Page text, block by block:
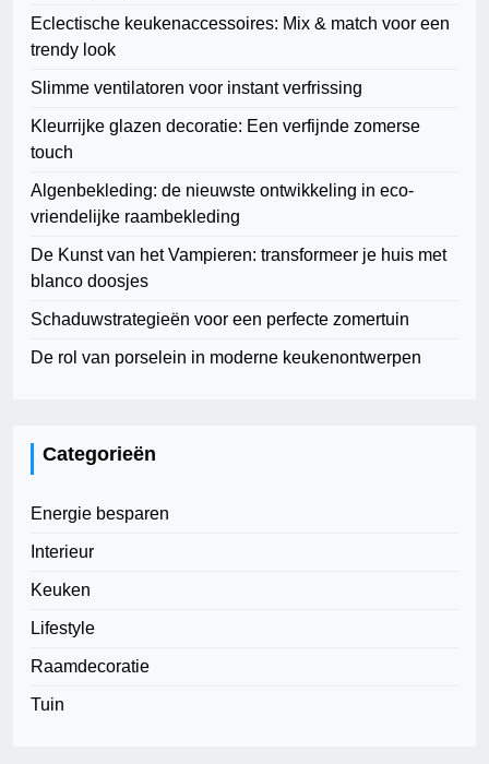
Eclectische keukenaccessoires: Mix & match voor een
trendy look
Slimme ventilatoren voor instant verfrissing
Kleurrijke glazen decoratie: Een verfijnde zomerse
touch
Algenbekleding: de nieuwste ontwikkeling in eco-
vriendelijke raambekleding
De Kunst van het Vampieren: transformeer je huis met
blanco doosjes
Schaduwstrategieën voor een perfecte zomertuin
De rol van porselein in moderne keukenontwerpen
Categorieën
Energie besparen
Interieur
Keuken
Lifestyle
Raamdecoratie
Tuin